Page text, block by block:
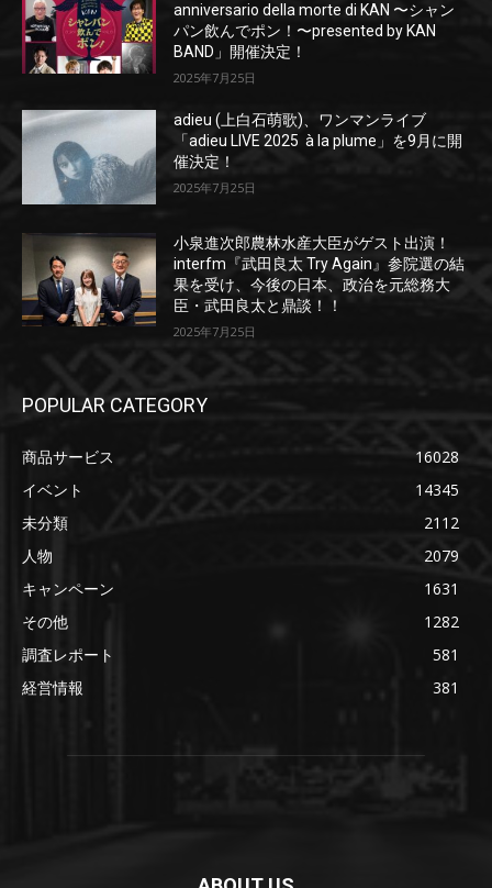
anniversario della morte di KAN 〜シャン
パン飲んでポン！〜presented by KAN
BAND」開催決定！
2025年7月25日
adieu (上白石萌歌)、ワンマンライブ
「adieu LIVE 2025 à la plume」を9月に開
催決定！
2025年7月25日
小泉進次郎農林水産大臣がゲスト出演！
interfm『武田良太 Try Again』参院選の結
果を受け、今後の日本、政治を元総務大
臣・武田良太と鼎談！！
2025年7月25日
POPULAR CATEGORY
商品サービス
16028
イベント
14345
未分類
2112
人物
2079
キャンペーン
1631
その他
1282
調査レポート
581
経営情報
381